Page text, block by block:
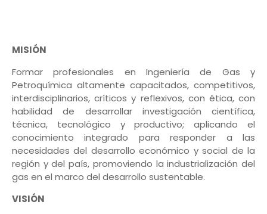
MISIÓN
Formar profesionales en Ingeniería de Gas y
Petroquímica altamente capacitados, competitivos,
interdisciplinarios, críticos y reflexivos, con ética, con
habilidad de desarrollar investigación científica,
técnica, tecnológico y productivo; aplicando el
conocimiento integrado para responder a las
necesidades del desarrollo económico y social de la
región y del país, promoviendo la industrialización del
gas en el marco del desarrollo sustentable.
VISIÓN